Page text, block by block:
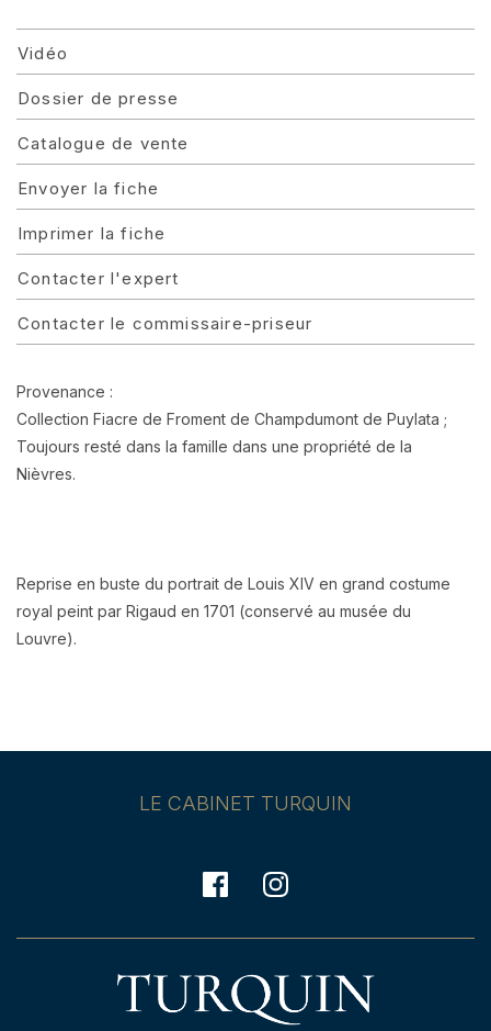
Vidéo
Dossier de presse
Catalogue de vente
Envoyer la fiche
Imprimer la fiche
Contacter l'expert
Contacter le commissaire-priseur
Provenance :
Collection Fiacre de Froment de Champdumont de Puylata ;
Toujours resté dans la famille dans une propriété de la
Nièvres.
Reprise en buste du portrait de Louis XIV en grand costume
royal peint par Rigaud en 1701 (conservé au musée du
Louvre).
LE CABINET TURQUIN